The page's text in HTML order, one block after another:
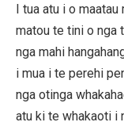
I tua atu i o
matou te tini o nga
nga mahi
i mua i te perehi
nga otinga
atu ki te whakaoti i